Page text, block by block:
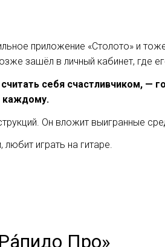
приложение «Столото» и
зашёл в личный кабинет, где
себя счастливчиком,
каждому.
Он вложит выигранные
играть на гитаре.
Про»